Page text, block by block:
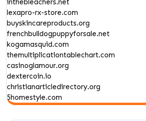
inthebleachers.net
lexapro-rx-store.com
buyskincareproducts.org
frenchbulldogpuppyforsale.net
kogamasquid.com
themultiplicationtablechart.com
casinoglamour.org
dextercoin.io
christianarticledirectory.org
5homestyle.com